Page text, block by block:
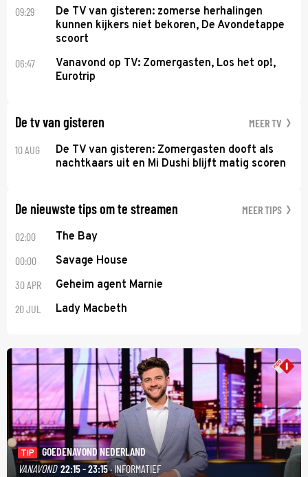
09:29
De TV van gisteren: zomerse herhalingen
kunnen kijkers niet bekoren, De Avondetappe
scoort
06:47
Vanavond op TV: Zomergasten, Los het op!,
Eurotrip
De tv van gisteren MEER TV
10 AUG
De TV van gisteren: Zomergasten dooft als
nachtkaars uit en Mi Dushi blijft matig scoren
De nieuwste tips om te streamen MEER TIPS
02:00 The Bay
00:00 Savage House
30 APR Geheim agent Marnie
20 JUL Lady Macbeth
TIP
GOEDENAVOND NEDERLAND
VANAVOND 22:15 - 23:15· INFORMATIEF